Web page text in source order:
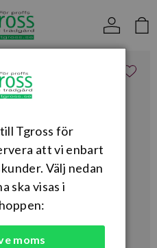
Tgross för
att vi enbart
Välj nedan
ska visas i
moms